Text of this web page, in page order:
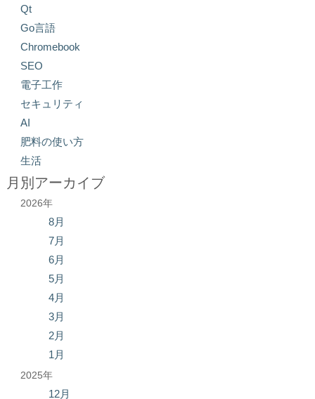
Qt
Go言語
Chromebook
SEO
電子工作
セキュリティ
AI
肥料の使い方
生活
月別アーカイブ
2026年
8月
7月
6月
5月
4月
3月
2月
1月
2025年
12月